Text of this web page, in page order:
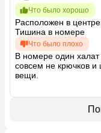
Что было хорошо
Расположен в центре.
Тишина в номере
Что было плохо
В номере один халат
совсем не крючков
вещи.